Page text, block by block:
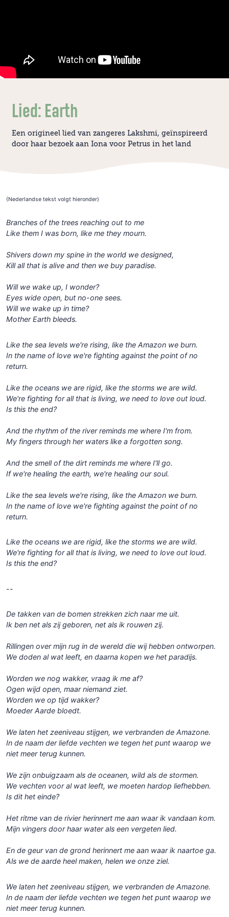
Lied: Earth
Een origineel lied van zangeres Lakshmi, geïnspireerd
door haar bezoek aan Iona voor Petrus in het land
(Nederlandse tekst volgt hieronder)
Branches of the trees reaching out to me
Like them I was born, like me they mourn.
Shivers down my spine in the world we designed,
Kill all that is alive and then we buy paradise.
Will we wake up, I wonder?
Eyes wide open, but no-one sees.
Will we wake up in time?
Mother Earth bleeds.
Like the sea levels we're rising, like the Amazon we burn.
In the name of love we're fighting against the point of no
return.
Like the oceans we are rigid, like the storms we are wild.
We're fighting for all that is living, we need to love out loud.
Is this the end?
And the rhythm of the river reminds me where I'm from.
My fingers through her waters like a forgotten song.
And the smell of the dirt reminds me where I'll go.
If we're healing the earth, we're healing our soul.
Like the sea levels we're rising, like the Amazon we burn.
In the name of love we're fighting against the point of no
return.
Like the oceans we are rigid, like the storms we are wild.
We're fighting for all that is living, we need to love out loud.
Is this the end?
--
De takken van de bomen strekken zich naar me uit.
Ik ben net als zij geboren, net als ik rouwen zij.
Rillingen over mijn rug in de wereld die wij hebben ontworpen.
We doden al wat leeft, en daarna kopen we het paradijs.
Worden we nog wakker, vraag ik me af?
Ogen wijd open, maar niemand ziet.
Worden we op tijd wakker?
Moeder Aarde bloedt.
We laten het zeeniveau stijgen, we verbranden de Amazone.
In de naam der liefde vechten we tegen het punt waarop we
niet meer terug kunnen.
We zijn onbuigzaam als de oceanen, wild als de stormen.
We vechten voor al wat leeft, we moeten hardop liefhebben.
Is dit het einde?
Het ritme van de rivier herinnert me aan waar ik vandaan kom.
Mijn vingers door haar water als een vergeten lied.
En de geur van de grond herinnert me aan waar ik naartoe ga.
Als we de aarde heel maken, helen we onze ziel.
We laten het zeeniveau stijgen, we verbranden de Amazone.
In de naam der liefde vechten we tegen het punt waarop we
niet meer terug kunnen.